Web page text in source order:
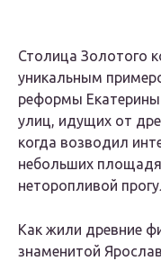
Столица Золотого
уникальным
реформы Екатерины
улиц, идущих от
когда возводил
небольших
неторопливой
Как жили древние
знаменитой